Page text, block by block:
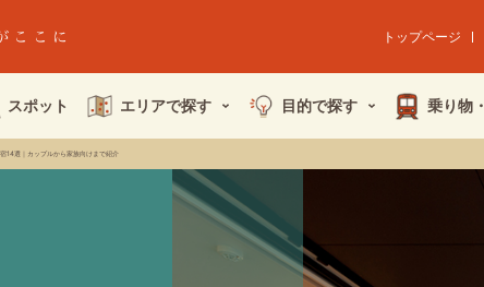
トップページ
スポット エリアで探す 目的で探す 乗り物・
14選｜カップルから家族向けまで紹介